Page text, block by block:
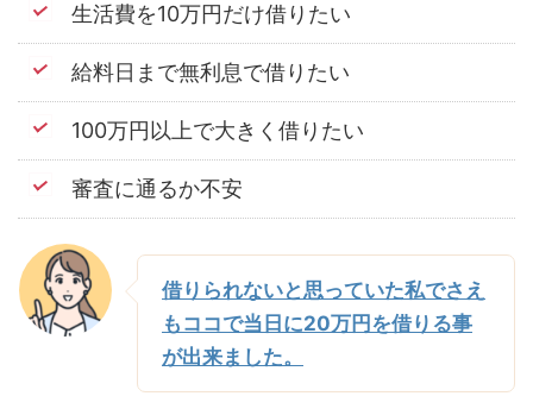
生活費を10万円だけ借りたい
給料日まで無利息で借りたい
100万円以上で大きく借りたい
審査に通るか不安
借りられないと思っていた私でさえ
もココで当日に20万円を借りる事
が出来ました。